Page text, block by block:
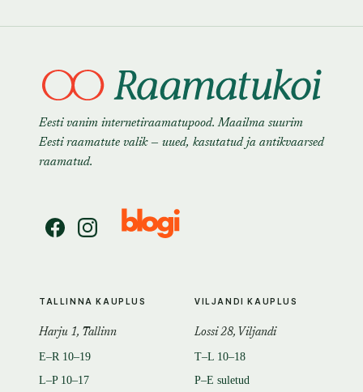
Eesti vanim internetiraamatupood. Maailma suurim
Eesti raamatute valik — uued, kasutatud ja antikvaarsed
raamatud.
TALLINNA KAUPLUS
Harju 1, Tallinn
E–R 10–19
L–P 10–17
VILJANDI KAUPLUS
Lossi 28, Viljandi
T–L 10–18
P–E suletud